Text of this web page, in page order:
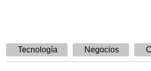
Tecnología Negocios